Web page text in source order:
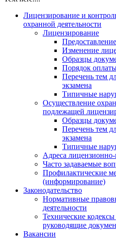
Лицензирование и
охранной деятельности
Лицензирование
Изменение
Образцы
Порядок
Перечень тем
экзамена
Типичные
Осуществление
подлежащей
Образцы
Перечень тем
экзамена
Типичные
Адреса
Часто задаваемые
Профилактические
(информирование)
Законодательство
Нормативные
деятельности
Технические
руководящие
Вакансии